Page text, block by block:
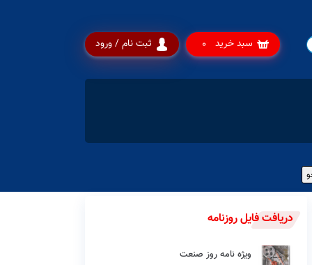
ثبت نام / ورود سبد خرید 0
دریافت فایل روزنامه
ویژه نامه روز صنعت